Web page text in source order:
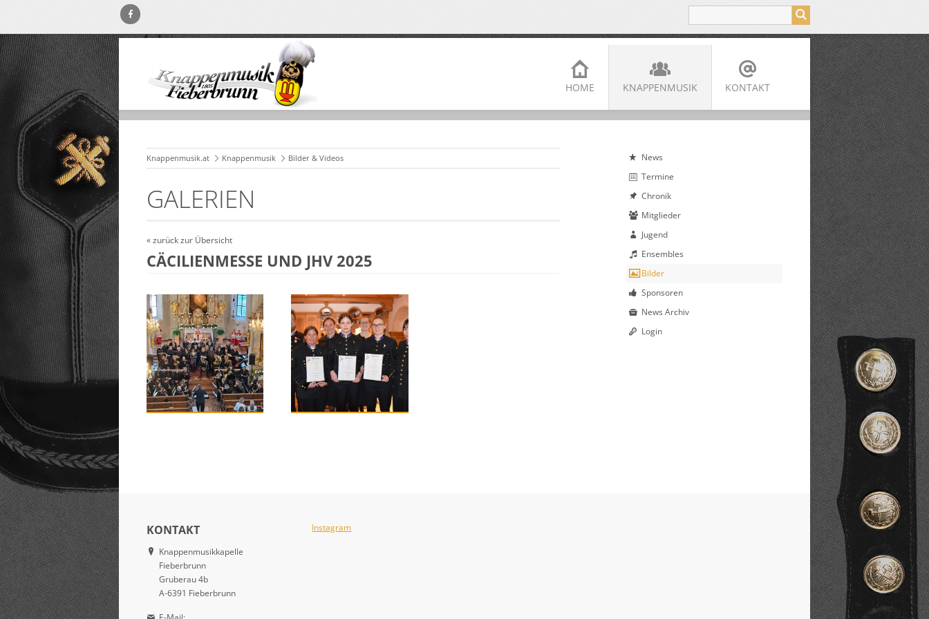
HOME KNAPPENMUSIK KONTAKT
Knappenmusik.at Knappenmusik Bilder & Videos
GALERIEN
« zurück zur Übersicht
CÄCILIENMESSE UND JHV 2025
News
Termine
Chronik
Mitglieder
Jugend
Ensembles
Bilder
Sponsoren
News Archiv
Login
KONTAKT
Knappenmusikkapelle
Fieberbrunn
Gruberau 4b
A-6391 Fieberbrunn
Instagram